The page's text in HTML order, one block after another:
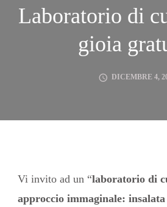
Laboratorio di
gioia
DICEMBRE 4,
Vi invito ad un “laboratorio di
approccio immaginale: